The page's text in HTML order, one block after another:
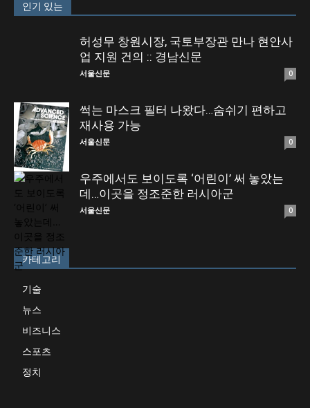
인기 있는
허성무 창원시장, 국토부장관 만나 현안사
업 지원 건의 :: 경남신문
서울신문 0
썩는 마스크 필터 나왔다…숨쉬기 편하고
재사용 가능
서울신문 0
우주에서도 보이도록 ‘어린이’ 써 놓았는
데…이곳을 정조준한 러시아군
서울신문 0
카테고리
기술
뉴스
비즈니스
스포츠
정치